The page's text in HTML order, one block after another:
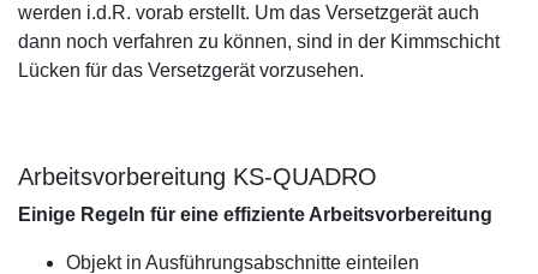
werden i.d.R. vorab erstellt. Um das Versetzgerät auch
dann noch verfahren zu können, sind in der Kimmschicht
Lücken für das Versetzgerät vorzusehen.
Arbeitsvorbereitung KS-QUADRO
Einige Regeln für eine effiziente Arbeitsvorbereitung
Objekt in Ausführungsabschnitte einteilen